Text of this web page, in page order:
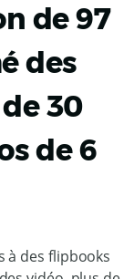
de 97
des
30
de 6
à des flipbooks